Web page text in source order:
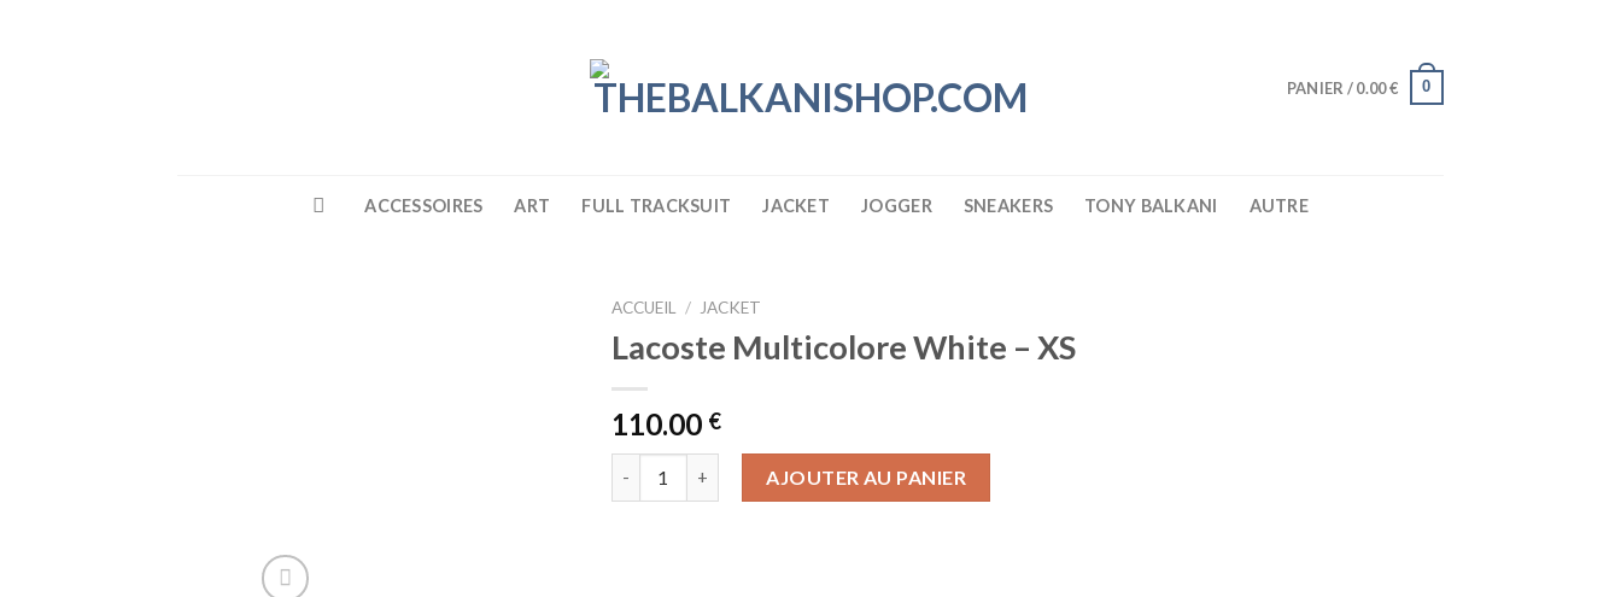
PANIER /0.00€ 0
ACCESSOIRES ART FULL TRACKSUIT JACKET JOGGER SNEAKERS TONY BALKANI AUTRE
ACCUEIL / JACKET
Lacoste Multicolore White – XS
110.00 €
AJOUTER AU PANIER